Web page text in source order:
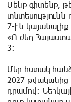
Մենք գիտենք,
տնտեսությունն
7-ին կայանալիք
«Ուժեղ
3։
Մեր հստակ
2027 թվականից
դրամով։